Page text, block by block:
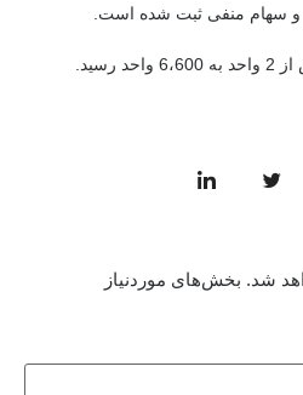
و سهام منفی ثبت شده است.
شد. بخش‌های موردنیاز